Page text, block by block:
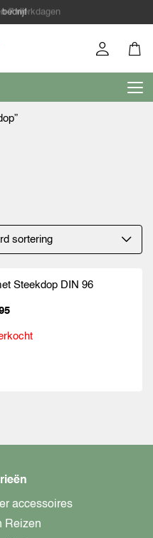
bedrijf
7 werkdagen
Steekdop DIN 96
accessoires
Reizen